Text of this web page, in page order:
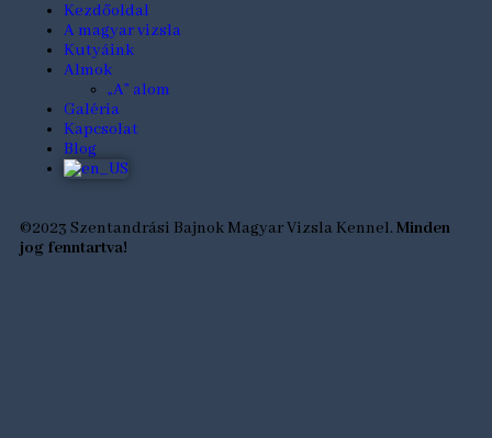
Kezdőoldal
A magyar vizsla
Kutyáink
Almok
„A” alom
Galéria
Kapcsolat
Blog
©2023 Szentandrási Bajnok Magyar Vizsla Kennel. Minden
jog fenntartva!